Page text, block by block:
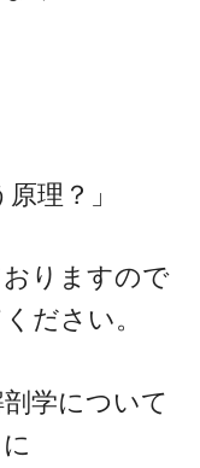
理？」
りますので
ださい。
学について